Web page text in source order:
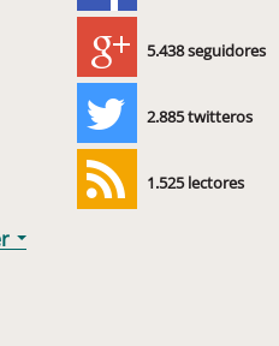
5.438 seguidores
2.885 twitteros
1.525 lectores